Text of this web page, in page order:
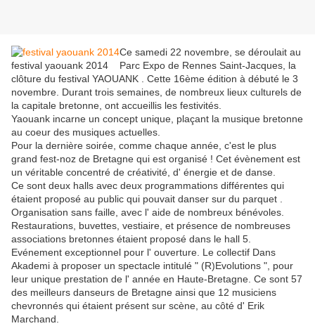
festival yaouank 2014
Ce samedi 22 novembre, se déroulait au
Parc Expo de Rennes Saint-Jacques, la
clôture du festival YAOUANK . Cette 16ème édition à débuté le 3
novembre. Durant trois semaines, de nombreux lieux culturels de
la capitale bretonne, ont accueillis les festivités.
Yaouank incarne un concept unique, plaçant la musique bretonne
au coeur des musiques actuelles.
Pour la dernière soirée, comme chaque année, c'est le plus
grand fest-noz de Bretagne qui est organisé ! Cet évènement est
un véritable concentré de créativité, d' énergie et de danse.
Ce sont deux halls avec deux programmations différentes qui
étaient proposé au public qui pouvait danser sur du parquet .
Organisation sans faille, avec l' aide de nombreux bénévoles.
Restaurations, buvettes, vestiaire, et présence de nombreuses
associations bretonnes étaient proposé dans le hall 5.
Evénement exceptionnel pour l' ouverture. Le collectif Dans
Akademi à proposer un spectacle intitulé " (R)Evolutions ", pour
leur unique prestation de l' année en Haute-Bretagne. Ce sont 57
des meilleurs danseurs de Bretagne ainsi que 12 musiciens
chevronnés qui étaient présent sur scène, au côté d' Erik
Marchand.